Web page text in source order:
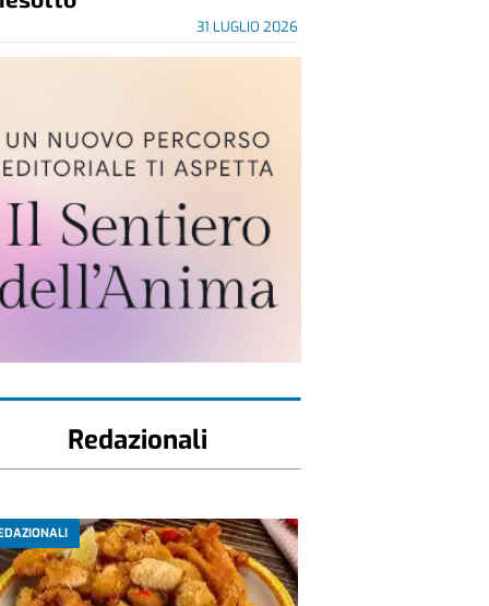
31 LUGLIO 2026
Redazionali